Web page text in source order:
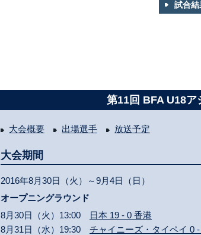
試合
第11回 BFA U18ア
大会概要 出場選手 放送予定
大会期間
2016年8月30日（火）～9月4日（日）
オープニングラウンド
8月30日（火）13:00
日本 19 - 0 香港
8月31日（水）19:30 チャイニーズ・タイペイ 0